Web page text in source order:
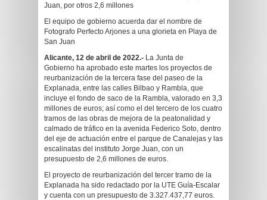
Juan, por otros 2,6 millones
El equipo de gobierno acuerda dar el nombre de
Fotografo Perfecto Arjones a una glorieta en Playa de
San Juan
Alicante, 12 de abril de 2022.- La Junta de
Gobierno ha aprobado este martes los proyectos de
reurbanización de la tercera fase del paseo de la
Explanada, entre las calles Bilbao y Rambla, que
incluye el fondo de saco de la Rambla, valorado en 3,3
millones de euros; así como el del tercero de los cuatro
tramos de las obras de mejora de la peatonalidad y
calmado de tráfico en la avenida Federico Soto, dentro
del eje de actuación entre el parque de Canalejas y las
escalinatas del instituto Jorge Juan, con un
presupuesto de 2,6 millones de euros.
El proyecto de reurbanización del tercer tramo de la
Explanada ha sido redactado por la UTE Guía-Escalar
y cuenta con un presupuesto de 3.327.437,77 euros.